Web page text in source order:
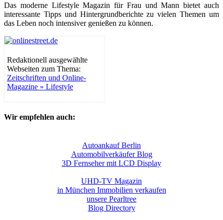
Das moderne Lifestyle Magazin für Frau und Mann bietet auch
interessante Tipps und Hintergrundberichte zu vielen Themen um
das Leben noch intensiver genießen zu können.
Redaktionell ausgewählte
Webseiten zum Thema:
Zeitschriften und Online-
Magazine » Lifestyle
Wir empfehlen auch:
Autoankauf Berlin
Automobilverkäufer Blog
3D Fernseher mit LCD Display
UHD-TV Magazin
in München Immobilien verkaufen
unsere Pearltree
Blog Directory